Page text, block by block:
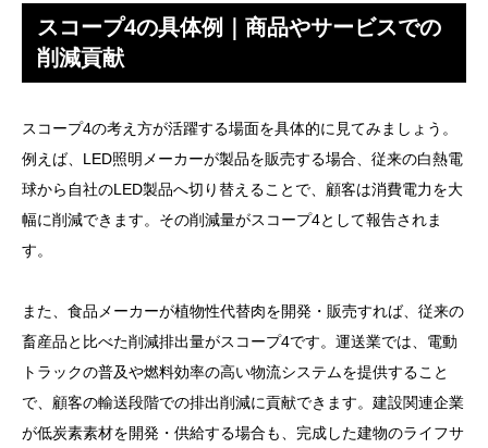
スコープ4の具体例｜商品やサービスでの
削減貢献
スコープ4の考え方が活躍する場面を具体的に見てみましょう。
例えば、LED照明メーカーが製品を販売する場合、従来の白熱電
球から自社のLED製品へ切り替えることで、顧客は消費電力を大
幅に削減できます。その削減量がスコープ4として報告されま
す。
また、食品メーカーが植物性代替肉を開発・販売すれば、従来の
畜産品と比べた削減排出量がスコープ4です。運送業では、電動
トラックの普及や燃料効率の高い物流システムを提供すること
で、顧客の輸送段階での排出削減に貢献できます。建設関連企業
が低炭素素材を開発・供給する場合も、完成した建物のライフサ